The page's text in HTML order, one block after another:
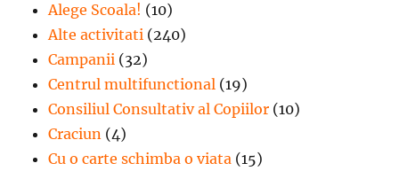
Alege Scoala! (10)
Alte activitati (240)
Campanii (32)
Centrul multifunctional (19)
Consiliul Consultativ al Copiilor (10)
Craciun (4)
Cu o carte schimba o viata (15)